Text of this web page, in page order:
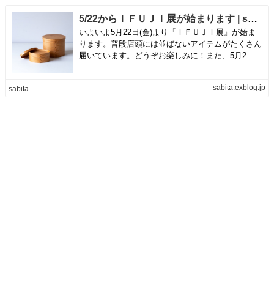
5/22からＩＦＵＪＩ展が始まります | sabita
いよいよ5月22日(金)より『ＩＦＵＪＩ展』が始ま
ります。普段店頭には並ばないアイテムがたくさん
届いています。どうぞお楽しみに！また、5月2...
sabita sabita.exblog.jp